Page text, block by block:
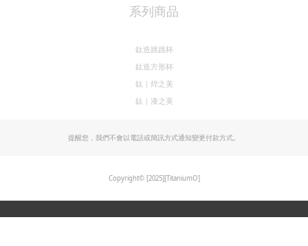
系列商品
鈦造跳跳杯
鈦造方形杯
鈦｜焠之美
鈦｜漆之美
提醒您，我們不會以電話或簡訊方式通知變更付款方式。
Copyright© [2025][TitaniumO]